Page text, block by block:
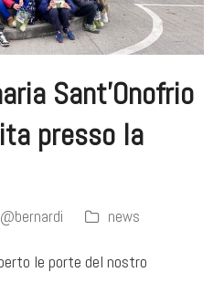
Sant’Onofrio
presso la
@bernardi news
le porte del nostro